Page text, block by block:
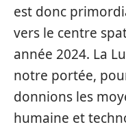
est donc
vers le centre
année 2024. La
notre portée,
donnions les
humaine et